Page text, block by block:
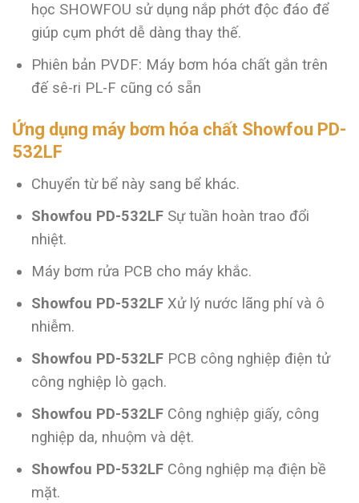
học SHOWFOU sử dụng nắp phớt độc đáo để
giúp cụm phớt dễ dàng thay thế.
Phiên bản PVDF: Máy bơm hóa chất gắn trên
đế sê-ri PL-F cũng có sẵn
Ứng dụng máy bơm hóa chất Showfou PD-
532LF
Chuyển từ bể này sang bể khác.
Showfou PD-532LFSự tuần hoàn trao đổi
nhiệt.
Máy bơm rửa PCB cho máy khắc.
Showfou PD-532LFXử lý nước lãng phí và ô
nhiễm.
Showfou PD-532LFPCB công nghiệp điện tử
công nghiệp lò gạch.
Showfou PD-532LFCông nghiệp giấy, công
nghiệp da, nhuộm và dệt.
Showfou PD-532LFCông nghiệp mạ điện bề
mặt.